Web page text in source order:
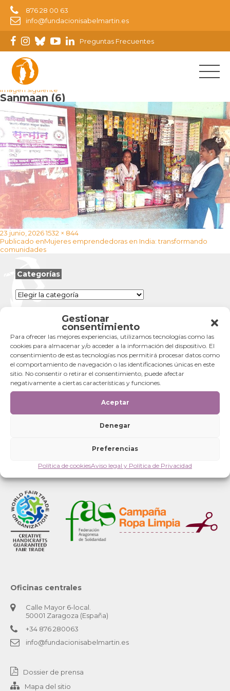
Gestionar
consentimiento
Para ofrecer las mejores experiencias, utilizamos tecnologías como las
cookies para almacenar y/o acceder a la información del dispositivo. El
consentimiento de estas tecnologías nos permitirá procesar datos como
el comportamiento de navegación o las identificaciones únicas en este
sitio. No consentir o retirar el consentimiento, puede afectar
negativamente a ciertas características y funciones.
Aceptar
Denegar
Preferencias
Política de cookiesAviso legal y Política de Privacidad
876 28 00 63
info@fundacionisabelmartin.es
Preguntas Frecuentes
Imagen anterior
Imagen siguiente
Sanmaan (6)
Publicado
el
23 junio, 2026Tamaño
completo
1532 × 844
Navegación
de
Publicado enMujeres emprendedoras en India: transformando
comunidades
Categorías
Categorías
Oficinas centrales
Calle Mayor 6-local.
50001 Zaragoza (España)
+34 876 280063
info@fundacionisabelmartin.es
Dossier de prensa
Mapa del sitio